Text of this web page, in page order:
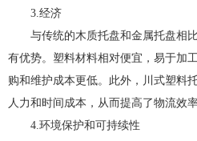
3.经济
与传统的木质托盘和金属托盘相比
有优势。塑料材料相对便宜，易于加
购和维护成本更低。此外，川式塑料
人力和时间成本，从而提高了物流效率
4.环境保护和可持续性